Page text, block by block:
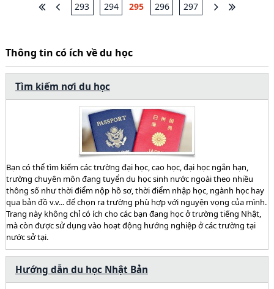
293 294 295 296 297
Thông tin có ích về du học
Tìm kiếm nơi du học
Bạn có thể tìm kiếm các trường đại học, cao học, đại học ngắn hạn,
trường chuyên môn đang tuyển du học sinh nước ngoài theo nhiều
thông số như thời điểm nộp hồ sơ, thời điểm nhập học, ngành học hay
qua bản đồ v.v... để chọn ra trường phù hợp với nguyện vọng của mình.
Trang này không chỉ có ích cho các bạn đang học ở trường tiếng Nhật,
mà còn được sử dụng vào hoạt động hướng nghiệp ở các trường tại
nước sở tại.
Hướng dẫn du học Nhật Bản